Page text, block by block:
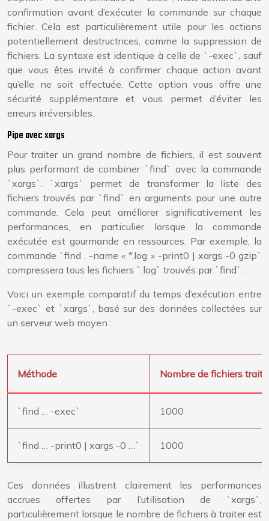
confirmation avant d’exécuter la commande sur chaque
fichier. Cela est particulièrement utile pour les actions
potentiellement destructrices, comme la suppression de
fichiers. La syntaxe est identique à celle de `-exec`, sauf
que vous êtes invité à confirmer chaque action avant
qu’elle ne soit effectuée. Cette option vous offre une
sécurité supplémentaire et vous permet d’éviter les
erreurs irréversibles.
Pipe avec xargs
Pour traiter un grand nombre de fichiers, il est souvent
plus performant de combiner `find` avec la commande
`xargs`. `xargs` permet de transformer la liste des
fichiers trouvés par `find` en arguments pour une autre
commande. Cela peut améliorer significativement les
performances, en particulier lorsque la commande
exécutée est gourmande en ressources. Par exemple, la
commande `find . -name « *.log » -print0 | xargs -0 gzip`
compressera tous les fichiers `.log` trouvés par `find`.
Voici un exemple comparatif du temps d’exécution entre
`-exec` et `xargs`, basé sur des données collectées sur
un serveur web moyen :
Méthode Nombre de fichiers
`find … -exec` 1000
`find … -print0 | xargs -0 …` 1000
Ces données illustrent clairement les performances
accrues offertes par l’utilisation de `xargs`,
particulièrement lorsque le nombre de fichiers à traiter est